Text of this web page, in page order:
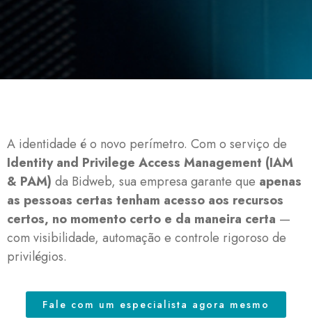
A identidade é o novo perímetro. Com o serviço de
Identity and Privilege Access Management (IAM
& PAM) da Bidweb, sua empresa garante que apenas
as pessoas certas tenham acesso aos recursos
certos, no momento certo e da maneira certa —
com visibilidade, automação e controle rigoroso de
privilégios.
Fale com um especialista agora mesmo